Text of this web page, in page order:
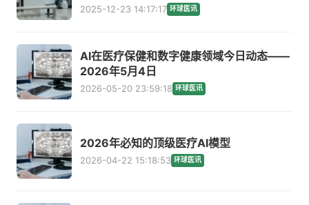
2025-12-23 14:17:17 环球医讯
AI在医疗保健和数字健康领域今日动态——
2026年5月4日
2026-05-20 23:59:18 环球医讯
2026年必知的顶级医疗AI模型
2026-04-22 15:18:53 环球医讯